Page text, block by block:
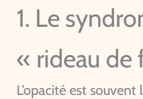
1. Le
« rideau de
L’opacité est